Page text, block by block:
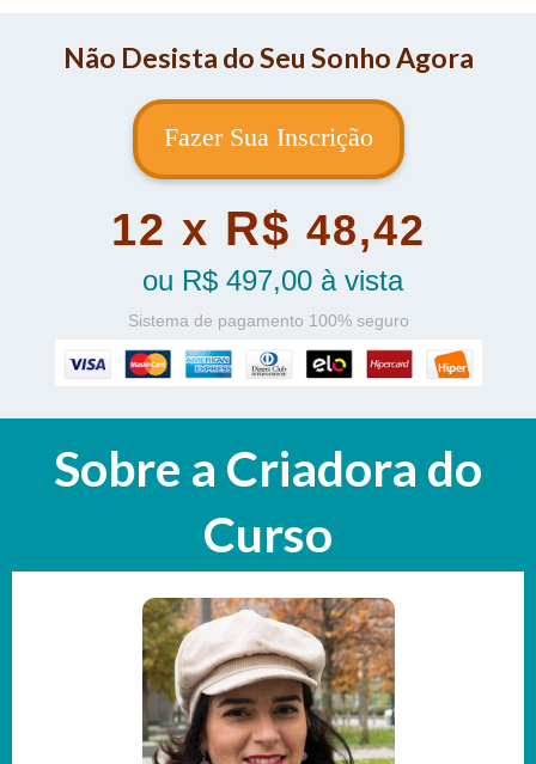
Não Desista do Seu Sonho Agora
Fazer Sua Inscrição
12 x R$ 48,42
ou R$ 497,00 à vista
Sistema de pagamento 100% seguro
Sobre a Criadora do
Curso